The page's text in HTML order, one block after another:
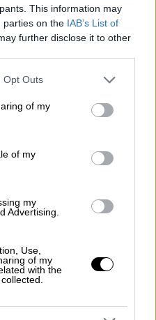
This information may
parties on the IAB’s List of
further disclose it to other
uses one or more Google
behaviour. You may click to
and its third-party tags to
purposes in below Google
Opt Outs
of my
of my
my
Advertising.
Use,
of my
with the
από νωρίς
την περίοδο των